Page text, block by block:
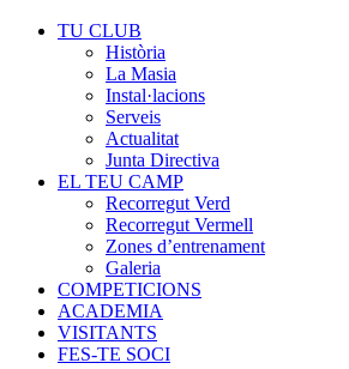
TU CLUB
Història
La Masia
Instal·lacions
Serveis
Actualitat
Junta Directiva
EL TEU CAMP
Recorregut Verd
Recorregut Vermell
Zones d’entrenament
Galeria
COMPETICIONS
ACADEMIA
VISITANTS
FES-TE SOCI